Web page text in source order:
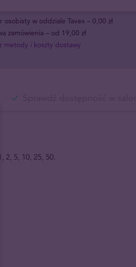
osobisty w oddziale Tavex – 0,00 zł
zamówienia – od 19,00 zł
metody i koszty dostawy
2, 5, 10, 25, 50.